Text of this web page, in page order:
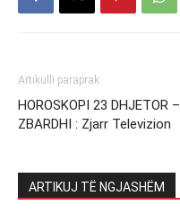
Artikulli paraprak
HOROSKOPI 23 DHJETOR –
ZBARDHI : Zjarr Televizion
ARTIKUJ TË NGJASHËM